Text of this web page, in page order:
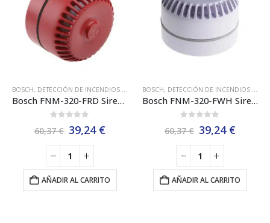
BOSCH, DETECCIÓN DE INCENDIOS CONVENCIONAL BOSCH EN54 , SIRENA
Bosch FNM-320-FRD Sirena Convencional de 32 Tonos. Montaje Empotrado
60,37€ El
precio
original
era:
60,37 €.
39,24 €El
39,24 €.
AÑADIR AL CARRITO
BOSCH, DETECCIÓN DE INCENDIOS CONVENCIONAL BOSCH EN54
Bosch FNM-320-FWH Sirena Convencional de 32 Tonos. Montaje Empotrado
60,37€ El
precio
original
era:
60,37 €.
39,24 €El
39,24
AÑADIR AL CARRITO